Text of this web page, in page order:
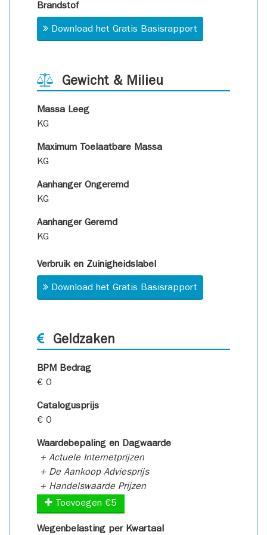
Brandstof
Download het Gratis Basisrapport
Gewicht & Milieu
Massa Leeg
KG
Maximum Toelaatbare Massa
KG
Aanhanger Ongeremd
KG
Aanhanger Geremd
KG
Verbruik en Zuinigheidslabel
Download het Gratis Basisrapport
Geldzaken
BPM Bedrag
€ 0
Catalogusprijs
€ 0
Waardebepaling en Dagwaarde
+ Actuele Internetprijzen
+ De Aankoop Adviesprijs
+ Handelswaarde Prijzen
Toevoegen €5
Wegenbelasting per Kwartaal